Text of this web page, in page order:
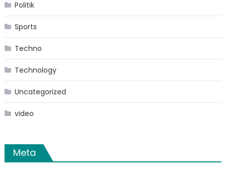
Politik
Sports
Techno
Technology
Uncategorized
video
Meta